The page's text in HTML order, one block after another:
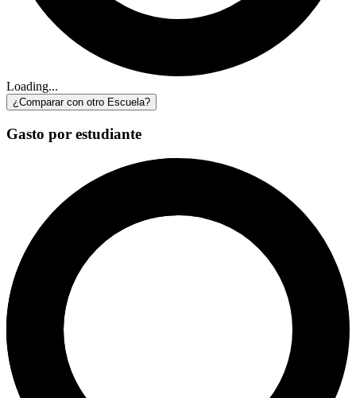
Loading...
¿Comparar con otro Escuela?
Gasto por estudiante